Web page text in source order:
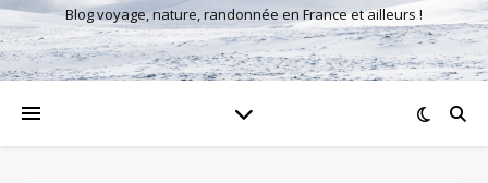
Blog voyage, nature, randonnée en France et ailleurs !